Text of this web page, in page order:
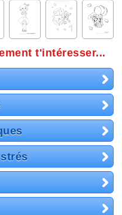
t'intéresser...